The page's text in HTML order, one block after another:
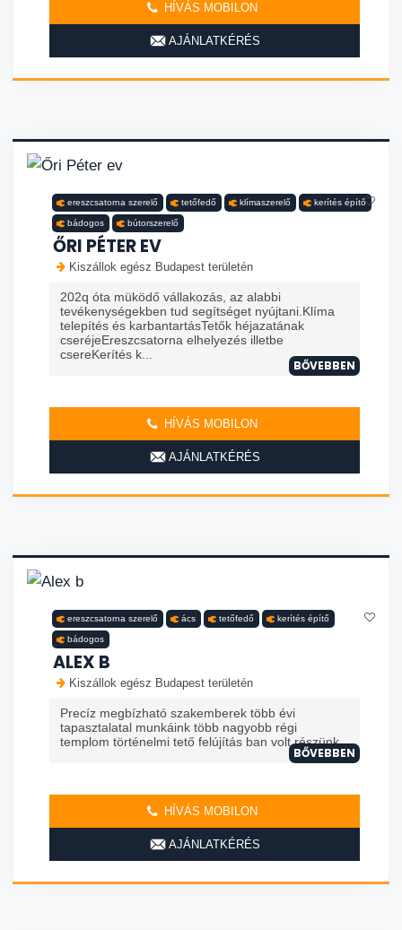
HÍVÁS MOBILON
AJÁNLATKÉRÉS
ereszcsatorna szerelő tetőfedő klímaszerelő kerítés építő
bádogos bútorszerelő
ŐRI PÉTER EV
Kiszállok egész Budapest területén
202q óta müködő vállakozás, az alabbi
tevékenységekben tud segítséget nyújtani.Klíma
telepítés és karbantartásTetők héjazatának
cseréjeEreszcsatorna elhelyezés illetbe
csereKerítés k...
BŐVEBBEN
HÍVÁS MOBILON
AJÁNLATKÉRÉS
ereszcsatorna szerelő ács tetőfedő kerítés építő
bádogos
ALEX B
Kiszállok egész Budapest területén
Precíz megbízható szakemberek több évi
tapasztalatal munkáink több nagyobb régi
templom történelmi tető felújítás ban volt részünk
BŐVEBBEN
HÍVÁS MOBILON
AJÁNLATKÉRÉS